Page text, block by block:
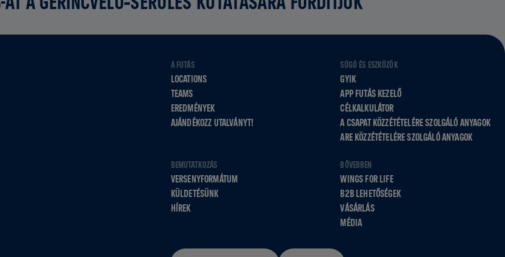
A FUTÁS
LOCATIONS
TEAMS
EREDMÉNYEK
AJÁNDÉKOZZ UTALVÁNYT!
SÚGÓ ÉS ESZKÖZÖK
GYIK
APP FUTÁS KEZELŐ
CÉLKALKULÁTOR
A CSAPAT KÖZZÉTÉTELÉRE SZOLGÁLÓ ANYAGOK
ARE KÖZZÉTÉTELÉRE SZOLGÁLÓ ANYAGOK
BEMUTATKOZÁS
VERSENYFORMÁTUM
KÜLDETÉSÜNK
HÍREK
BŐVEBBEN
WINGS FOR LIFE
B2B LEHETŐSÉGEK
VÁSÁRLÁS
MÉDIA